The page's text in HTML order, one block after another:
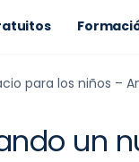
para los niños –
un